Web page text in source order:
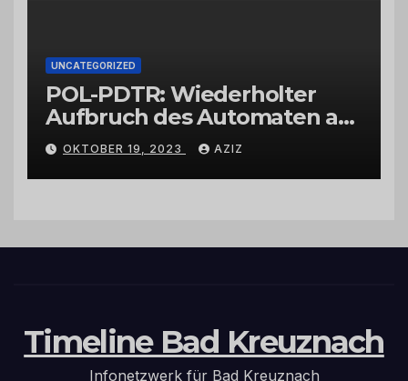
UNCATEGORIZED
POL-PDTR: Wiederholter
Aufbruch des Automaten am
Wohnmobilstellplatz in
Hermeskeil am Labachweg
OKTOBER 19, 2023 AZIZ
Timeline Bad Kreuznach
Infonetzwerk für Bad Kreuznach